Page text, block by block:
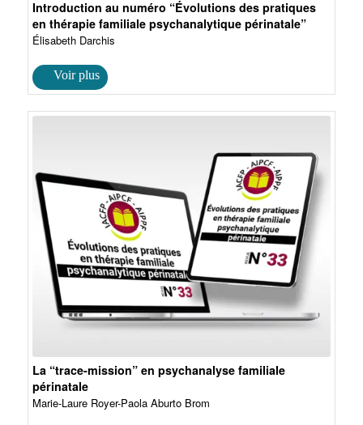
Introduction au numéro “Évolutions des pratiques
en thérapie familiale psychanalytique périnatale”
Élisabeth Darchis
La “trace-mission” en psychanalyse familiale
périnatale
Marie-Laure Royer-Paola Aburto Brom